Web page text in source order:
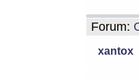
Forum:
xantox